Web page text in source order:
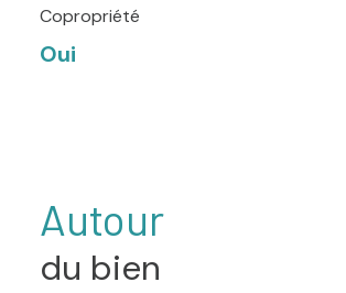
Copropriété
Oui
Autour
du bien